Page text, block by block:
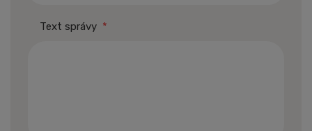
Text správy *